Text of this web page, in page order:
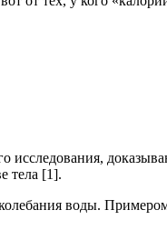
исследования,
тела [1].
воды.